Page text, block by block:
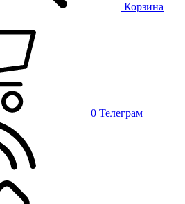
Корзина
0 Телеграм